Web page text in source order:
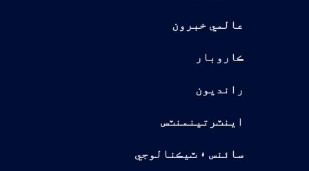
عالمي خبرون
ڪاروبار
رانديون
اينٽرتينمنٽس
سائنس ۽ ٽيڪنالوجي